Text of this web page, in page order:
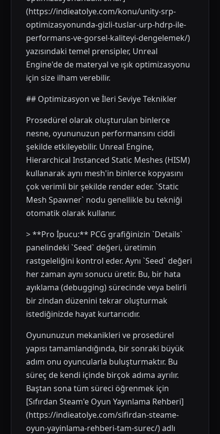
(https://indieatolye.com/konu/unity-srp-
optimizasyonunda-gizli-tuslar-urp-hdrp-ile-
performans-ve-gorsel-kaliteyi-dengelemek/)
yazısındaki temel prensipler, Unreal
Engine'de de materyal ve ışık optimizasyonu
için size ilham verebilir.
## Optimizasyon ve İleri Seviye Teknikler
Prosedürel olarak oluşturulan binlerce
nesne, oyununuzun performansını ciddi
şekilde etkileyebilir. Unreal Engine,
Hierarchical Instanced Static Meshes (HISM)
kullanarak aynı mesh'in binlerce kopyasını
çok verimli bir şekilde render eder. `Static
Mesh Spawner` nodu genellikle bu tekniği
otomatik olarak kullanır.
> **Pro İpucu:** PCG grafiğinizin `Details`
panelindeki `Seed` değeri, üretimin
rastgeleliğini kontrol eder. Aynı `Seed` değeri
her zaman aynı sonucu üretir. Bu, bir hata
ayıklama (debugging) sürecinde veya belirli
bir zindan düzenini tekrar oluşturmak
istediğinizde hayat kurtarıcıdır.
Oyununuzun mekanikleri ve prosedürel
yapısı tamamlandığında, bir sonraki büyük
adım onu oyuncularla buluşturmaktır. Bu
süreç de kendi içinde birçok adıma ayrılır.
Baştan sona tüm süreci öğrenmek için
[Sıfırdan Steam'e Oyun Yayınlama Rehberi]
(https://indieatolye.com/sifirdan-steame-
oyun-yayinlama-rehberi-tam-surec/) adlı